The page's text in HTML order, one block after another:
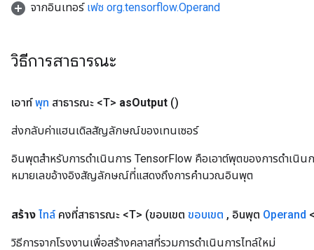
จากอินเทอร์ เฟซ org.tensorflow.Operand
วิธีการสาธารณะ
เอาท์พุท สาธารณะ <T> asOutput ()
ส่งกลับค่าแฮนเดิลสัญลักษณ์ของเทนเซอร์
อินพุตสำหรับการดำเนินการ TensorFlow คือเอาต์พุตของการดำเนิน
หมายเลขอ้างอิงสัญลักษณ์ที่แสดงถึงการคำนวณอินพุต
สร้าง ไทล์ คงที่สาธารณะ <T> (ขอบเขต ขอบเขต , อินพุต Operand
วิธีการจากโรงงานเพื่อสร้างคลาสที่รวมการดำเนินการไทล์ใหม่